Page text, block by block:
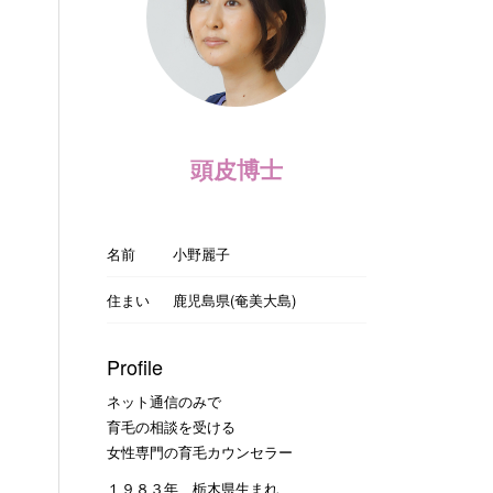
頭皮博士
名前 小野麗子
住まい 鹿児島県(奄美大島)
Profile
ネット通信のみで
育毛の相談を受ける
女性専門の育毛カウンセラー
１９８３年 栃木県生まれ